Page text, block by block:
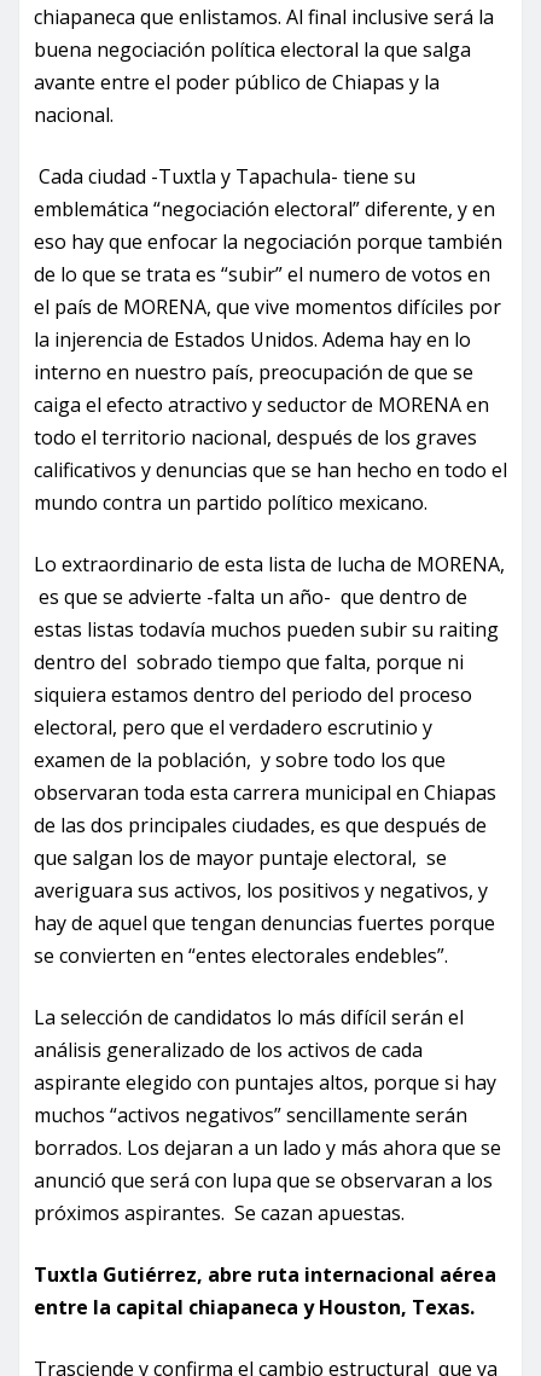
chiapaneca que enlistamos. Al final inclusive será la
buena negociación política electoral la que salga
avante entre el poder público de Chiapas y la
nacional.
Cada ciudad -Tuxtla y Tapachula- tiene su
emblemática “negociación electoral” diferente, y en
eso hay que enfocar la negociación porque también
de lo que se trata es “subir” el numero de votos en
el país de MORENA, que vive momentos difíciles por
la injerencia de Estados Unidos. Adema hay en lo
interno en nuestro país, preocupación de que se
caiga el efecto atractivo y seductor de MORENA en
todo el territorio nacional, después de los graves
calificativos y denuncias que se han hecho en todo el
mundo contra un partido político mexicano.
Lo extraordinario de esta lista de lucha de MORENA,
es que se advierte -falta un año- que dentro de
estas listas todavía muchos pueden subir su raiting
dentro del sobrado tiempo que falta, porque ni
siquiera estamos dentro del periodo del proceso
electoral, pero que el verdadero escrutinio y
examen de la población, y sobre todo los que
observaran toda esta carrera municipal en Chiapas
de las dos principales ciudades, es que después de
que salgan los de mayor puntaje electoral, se
averiguara sus activos, los positivos y negativos, y
hay de aquel que tengan denuncias fuertes porque
se convierten en “entes electorales endebles”.
La selección de candidatos lo más difícil serán el
análisis generalizado de los activos de cada
aspirante elegido con puntajes altos, porque si hay
muchos “activos negativos” sencillamente serán
borrados. Los dejaran a un lado y más ahora que se
anunció que será con lupa que se observaran a los
próximos aspirantes. Se cazan apuestas.
Tuxtla Gutiérrez, abre ruta internacional aérea
entre la capital chiapaneca y Houston, Texas.
Trasciende y confirma el cambio estructural que ya